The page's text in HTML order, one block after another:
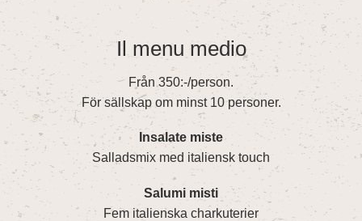
Il menu medio
Från 350:-/person.
För sällskap om minst 10 personer.
Insalate miste
Salladsmix med italiensk touch
Salumi misti
Fem italienska charkuterier